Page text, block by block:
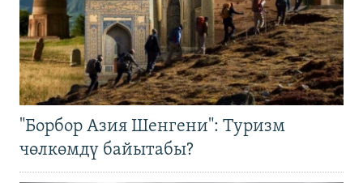
"Борбор Азия Шенгени": Туризм
чөлкөмдү байытабы?